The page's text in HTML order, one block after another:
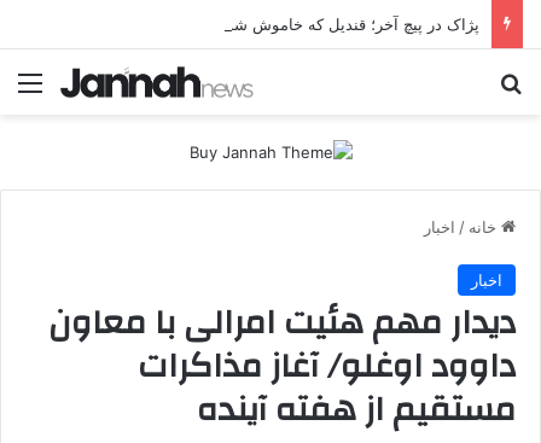
خانه / اخبار
اخبار
دیدار مهم هئیت امرالی با معاون
داوود اوغلو/ آغاز مذاکرات
مستقیم از هفته آینده